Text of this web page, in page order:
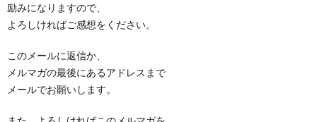
励みになりますので、
よろしければご感想をください。
このメールに返信か、
メルマガの最後にあるアドレスまで
メールでお願いします。